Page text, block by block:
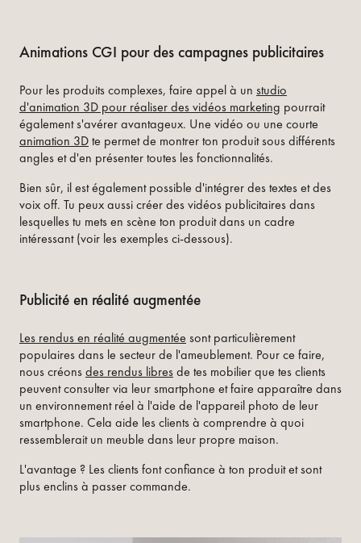
Animations CGI pour des campagnes publicitaires
Pour les produits complexes, faire appel à un studio
d'animation 3D pour réaliser des vidéos marketing pourrait
également s'avérer avantageux. Une vidéo ou une courte
animation 3Dte permet de montrer ton produit sous différents
angles et d'en présenter toutes les fonctionnalités.
Bien sûr, il est également possible d'intégrer des textes et des
voix off. Tu peux aussi créer des vidéos publicitaires dans
lesquelles tu mets en scène ton produit dans un cadre
intéressant (voir les exemples ci-dessous).
Publicité en réalité augmentée
Les rendus en réalité augmentée sont particulièrement
populaires dans le secteur de l'ameublement. Pour ce faire,
nous créonsdes rendus libresde tes mobilier que tes clients
peuvent consulter via leur smartphone et faire apparaître dans
un environnement réel à l'aide de l'appareil photo de leur
smartphone. Cela aide les clients à comprendre à quoi
ressemblerait un meuble dans leur propre maison.
L'avantage ? Les clients font confiance à ton produit et sont
plus enclins à passer commande.